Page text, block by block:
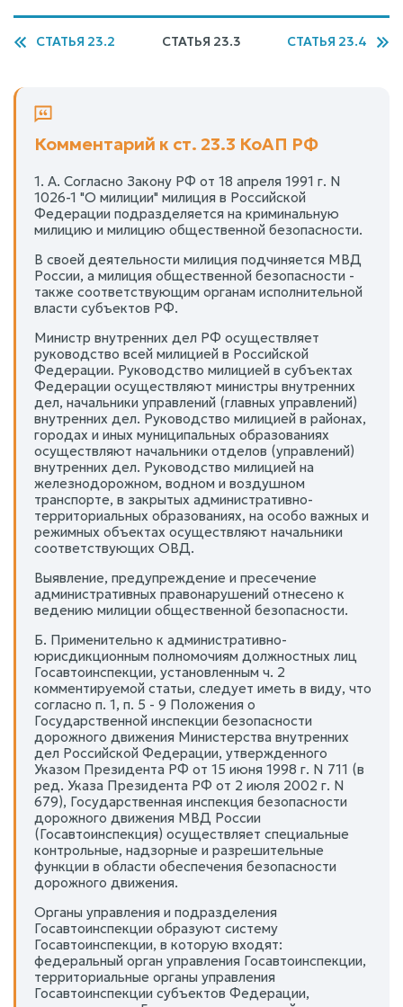
СТАТЬЯ 23.2 СТАТЬЯ 23.3 СТАТЬЯ 23.4
Комментарий к ст. 23.3 КоАП РФ
1. А. Согласно Закону РФ от 18 апреля 1991 г. N
1026-1 "О милиции" милиция в Российской
Федерации подразделяется на криминальную
милицию и милицию общественной безопасности.
В своей деятельности милиция подчиняется МВД
России, а милиция общественной безопасности -
также соответствующим органам исполнительной
власти субъектов РФ.
Министр внутренних дел РФ осуществляет
руководство всей милицией в Российской
Федерации. Руководство милицией в субъектах
Федерации осуществляют министры внутренних
дел, начальники управлений (главных управлений)
внутренних дел. Руководство милицией в районах,
городах и иных муниципальных образованиях
осуществляют начальники отделов (управлений)
внутренних дел. Руководство милицией на
железнодорожном, водном и воздушном
транспорте, в закрытых административно-
территориальных образованиях, на особо важных и
режимных объектах осуществляют начальники
соответствующих ОВД.
Выявление, предупреждение и пресечение
административных правонарушений отнесено к
ведению милиции общественной безопасности.
Б. Применительно к административно-
юрисдикционным полномочиям должностных лиц
Госавтоинспекции, установленным ч. 2
комментируемой статьи, следует иметь в виду, что
согласно п. 1, п. 5 - 9 Положения о
Государственной инспекции безопасности
дорожного движения Министерства внутренних
дел Российской Федерации, утвержденного
Указом Президента РФ от 15 июня 1998 г. N 711 (в
ред. Указа Президента РФ от 2 июля 2002 г. N
679), Государственная инспекция безопасности
дорожного движения МВД России
(Госавтоинспекция) осуществляет специальные
контрольные, надзорные и разрешительные
функции в области обеспечения безопасности
дорожного движения.
Органы управления и подразделения
Госавтоинспекции образуют систему
Госавтоинспекции, в которую входят:
федеральный орган управления Госавтоинспекции,
территориальные органы управления
Госавтоинспекции субъектов Федерации,